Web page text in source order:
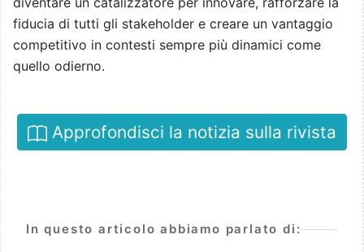
fiducia di tutti gli stakeholder e creare un vantaggio
competitivo in contesti sempre più dinamici come
quello odierno.
Approfondisci la notizia sulla rivista
In questo articolo abbiamo parlato di: